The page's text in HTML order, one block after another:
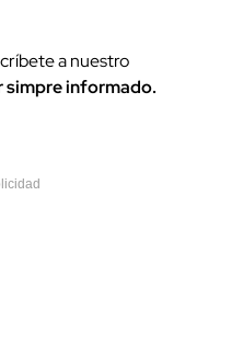
a nuestro
simpre informado.